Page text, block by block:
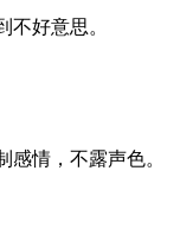
不好意思。
感情，不露声色。